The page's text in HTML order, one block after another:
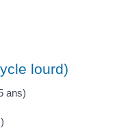
lourd)
ans)